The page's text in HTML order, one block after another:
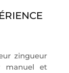
zingueur
manuel et